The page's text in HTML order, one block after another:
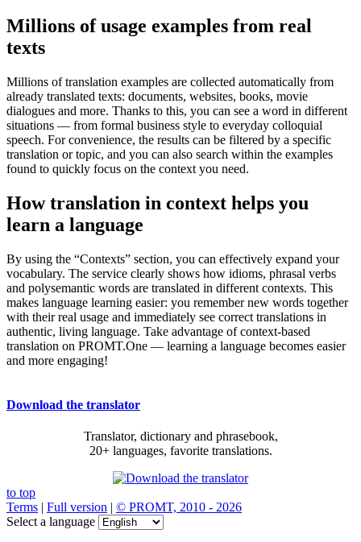
Millions of usage examples from real
texts
Millions of translation examples are collected automatically from
already translated texts: documents, websites, books, movie
dialogues and more. Thanks to this, you can see a word in different
situations — from formal business style to everyday colloquial
speech. For convenience, the results can be filtered by a specific
translation or topic, and you can also search within the examples
found to quickly focus on the context you need.
How translation in context helps you
learn a language
By using the “Contexts” section, you can effectively expand your
vocabulary. The service clearly shows how idioms, phrasal verbs
and polysemantic words are translated in different contexts. This
makes language learning easier: you remember new words together
with their real usage and immediately see correct translations in
authentic, living language. Take advantage of context-based
translation on PROMT.One — learning a language becomes easier
and more engaging!
Download the translator
Translator, dictionary and phrasebook,
20+ languages, favorite translations.
to top
Terms | Full version | © PROMT, 2010 - 2026
Select a language